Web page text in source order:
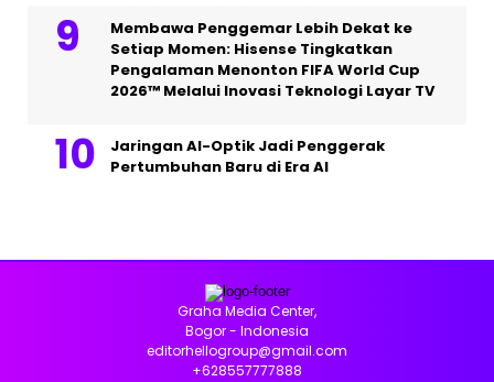
Membawa Penggemar Lebih Dekat ke
Setiap Momen: Hisense Tingkatkan
Pengalaman Menonton FIFA World Cup
2026™ Melalui Inovasi Teknologi Layar TV
Jaringan AI-Optik Jadi Penggerak
Pertumbuhan Baru di Era AI
Graha Media Center,
Bogor - Indonesia
editorhellogroup@gmail.com
+628557777888